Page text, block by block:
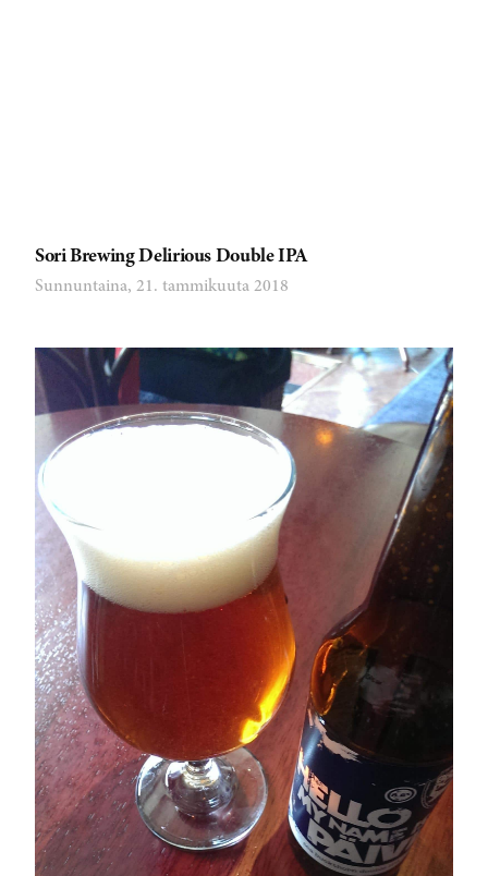
Sori Brewing Delirious Double IPA
Sunnuntaina, 21. tammikuuta 2018